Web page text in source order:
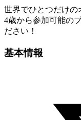
世界でひとつだけの
4歳から参加可能の
ださい！
基本情報